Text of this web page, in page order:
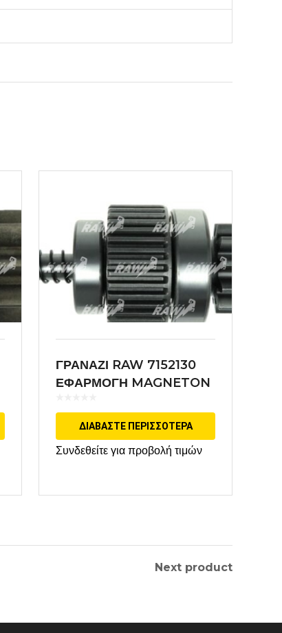
ΓΡΑΝΑΖΙ RAW 7152130
ΕΦΑΡΜΟΓΗ MAGNETON
ΔΙΑΒΆΣΤΕ ΠΕΡΙΣΣΌΤΕΡΑ
Συνδεθείτε για προβολή τιμών
Next product